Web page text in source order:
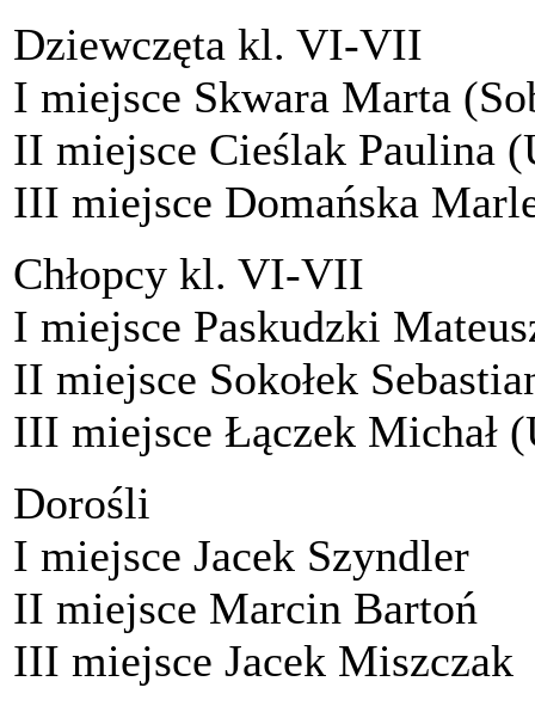
Dziewczęta kl. VI-VII
I miejsce Skwara Marta
II miejsce Cieślak Paulina
III miejsce Domańska
Chłopcy kl. VI-VII
I miejsce Paskudzki
II miejsce Sokołek
III miejsce Łączek Michał
Dorośli
I miejsce Jacek Szyndler
II miejsce Marcin Bartoń
III miejsce Jacek Miszczak